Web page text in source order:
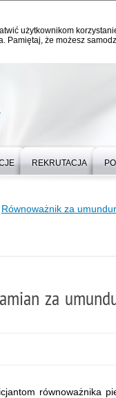
użytkownikom
Pamiętaj, że możesz
REKRUTACJA
Równoważnik za
za
równoważnika